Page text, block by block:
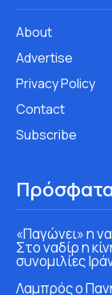
About
Advertise
Privacy Policy
Contact
Subscribe
«Παγώνει» η
Στο ναδίρ η
συνομιλίες
Λαμπρός ο